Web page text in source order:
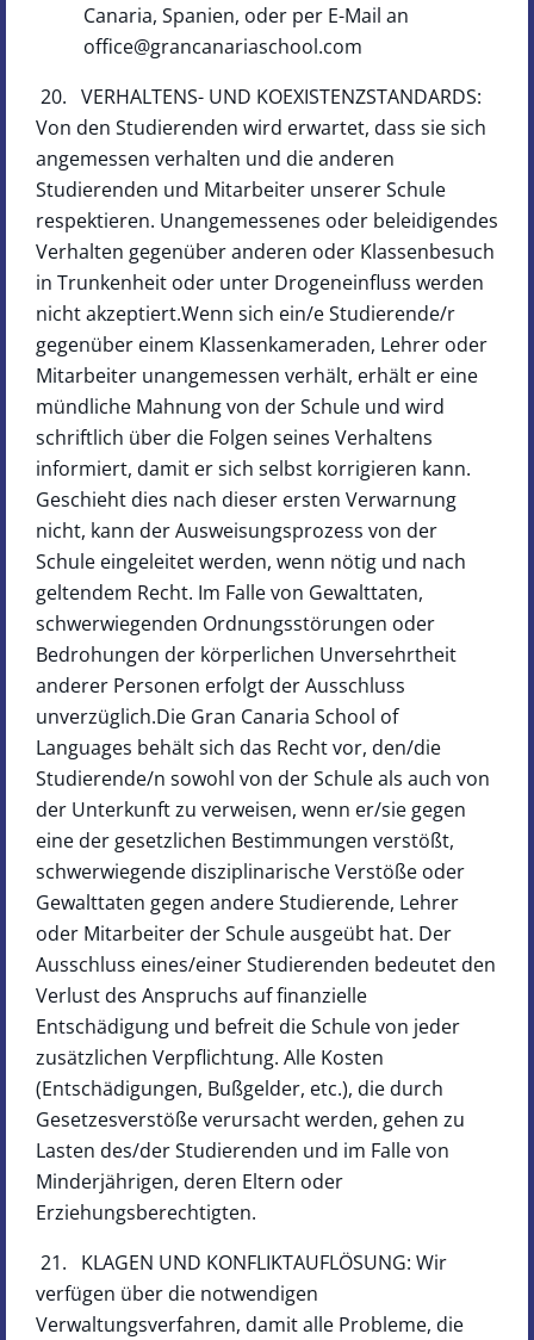
Canaria, Spanien, oder per E-Mail an
office@grancanariaschool.com
20. VERHALTENS- UND KOEXISTENZSTANDARDS:
Von den Studierenden wird erwartet, dass sie sich
angemessen verhalten und die anderen
Studierenden und Mitarbeiter unserer Schule
respektieren. Unangemessenes oder beleidigendes
Verhalten gegenüber anderen oder Klassenbesuch
in Trunkenheit oder unter Drogeneinfluss werden
nicht akzeptiert.Wenn sich ein/e Studierende/r
gegenüber einem Klassenkameraden, Lehrer oder
Mitarbeiter unangemessen verhält, erhält er eine
mündliche Mahnung von der Schule und wird
schriftlich über die Folgen seines Verhaltens
informiert, damit er sich selbst korrigieren kann.
Geschieht dies nach dieser ersten Verwarnung
nicht, kann der Ausweisungsprozess von der
Schule eingeleitet werden, wenn nötig und nach
geltendem Recht. Im Falle von Gewalttaten,
schwerwiegenden Ordnungsstörungen oder
Bedrohungen der körperlichen Unversehrtheit
anderer Personen erfolgt der Ausschluss
unverzüglich.Die Gran Canaria School of
Languages behält sich das Recht vor, den/die
Studierende/n sowohl von der Schule als auch von
der Unterkunft zu verweisen, wenn er/sie gegen
eine der gesetzlichen Bestimmungen verstößt,
schwerwiegende disziplinarische Verstöße oder
Gewalttaten gegen andere Studierende, Lehrer
oder Mitarbeiter der Schule ausgeübt hat. Der
Ausschluss eines/einer Studierenden bedeutet den
Verlust des Anspruchs auf finanzielle
Entschädigung und befreit die Schule von jeder
zusätzlichen Verpflichtung. Alle Kosten
(Entschädigungen, Bußgelder, etc.), die durch
Gesetzesverstöße verursacht werden, gehen zu
Lasten des/der Studierenden und im Falle von
Minderjährigen, deren Eltern oder
Erziehungsberechtigten.
21. KLAGEN UND KONFLIKTAUFLÖSUNG: Wir
verfügen über die notwendigen
Verwaltungsverfahren, damit alle Probleme, die